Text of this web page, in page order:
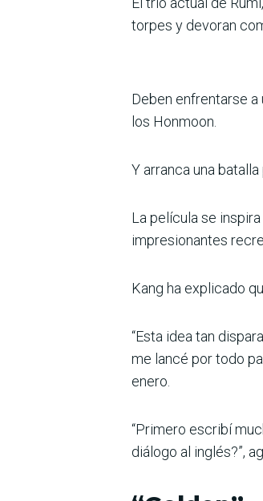
torpes y devoran
Deben enfrentarse
los Honmoon.
Y arranca una batalla
La película se
impresionantes
Kang ha explicado
“Esta idea tan
me lancé por todo
enero.
“Primero escribí
diálogo al inglés?”,